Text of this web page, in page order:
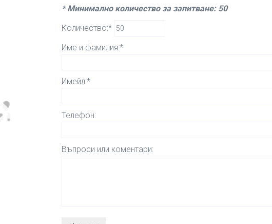
* Минимално количество за запитване: 50
Количество:*
Име и фамилия:*
Имейл:*
Телефон:
Въпроси или коментари: